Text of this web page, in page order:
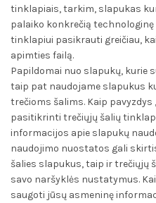
tinklapiais, tarkim, slapukas
palaiko konkrečią technologinę
tinklapiui pasikrauti greičiau,
apimties failą.
Papildomai nuo slapukų, kurie
taip pat naudojame slapukus
trečioms šalims. Kaip pavyzdys
pasitikrinti trečiųjų šalių
informacijos apie slapukų
naudojimo nuostatos gali
šalies slapukus, taip ir trečiųjų
savo naršyklės nustatymus.
saugoti jūsų asmeninę